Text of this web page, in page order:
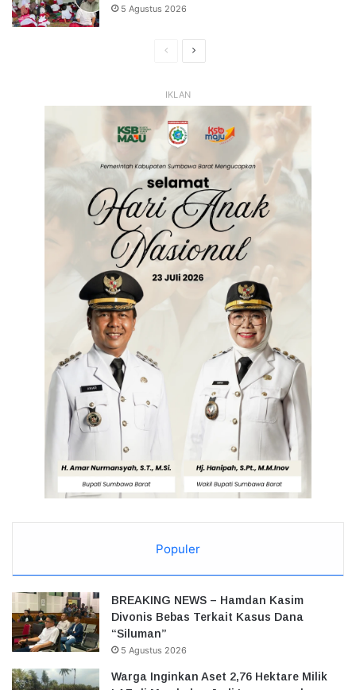
5 Agustus 2026
HalamanHalaman
IKLAN
Populer
BREAKING NEWS – Hamdan Kasim
Divonis Bebas Terkait Kasus Dana
“Siluman”
5 Agustus 2026
Warga Inginkan Aset 2,76 Hektare Milik